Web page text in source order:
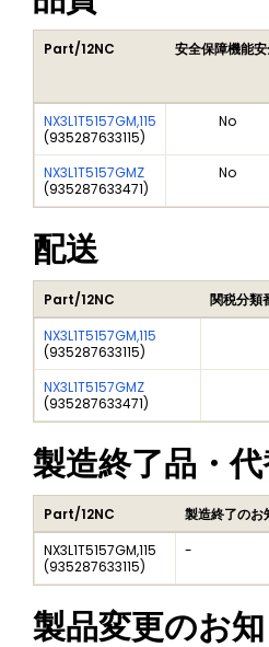
Part/12NC 安全保障機能
NX3L1T5157GM,115
(935287633115)
No
NX3L1T5157GMZ
(935287633471)
No
配送
Part/12NC 関税分類
NX3L1T5157GM,115
(935287633115)
NX3L1T5157GMZ
(935287633471)
製造終了品・
Part/12NC 製造終了のお
NX3L1T5157GM,115
(935287633115)
-
製品変更のお